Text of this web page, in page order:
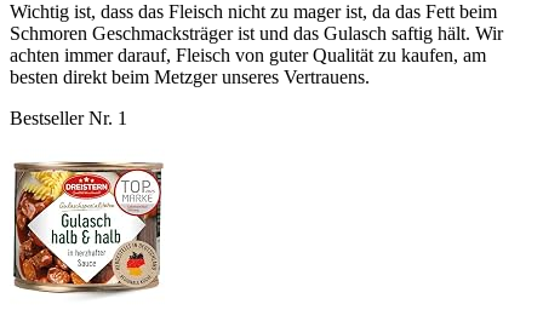
Wichtig ist, dass das Fleisch nicht zu mager ist, da das Fett beim
Schmoren Geschmacksträger ist und das Gulasch saftig hält. Wir
achten immer darauf, Fleisch von guter Qualität zu kaufen, am
besten direkt beim Metzger unseres Vertrauens.
Bestseller Nr. 1